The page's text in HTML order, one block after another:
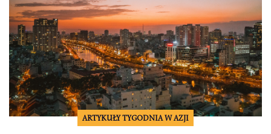
ARTYKUŁY TYGODNIA W AZJI